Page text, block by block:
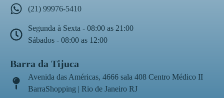
(21) 99976-5410
Segunda à Sexta - 08:00 as 21:00
Sábados - 08:00 as 12:00
Barra da Tijuca
Avenida das Américas, 4666 sala 408 Centro Médico II
BarraShopping | Rio de Janeiro RJ